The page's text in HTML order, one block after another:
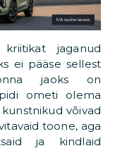
jaganud
ei pääse sellest
jaoks on
ometi olema
võivad
toone, aga
ja kindlaid